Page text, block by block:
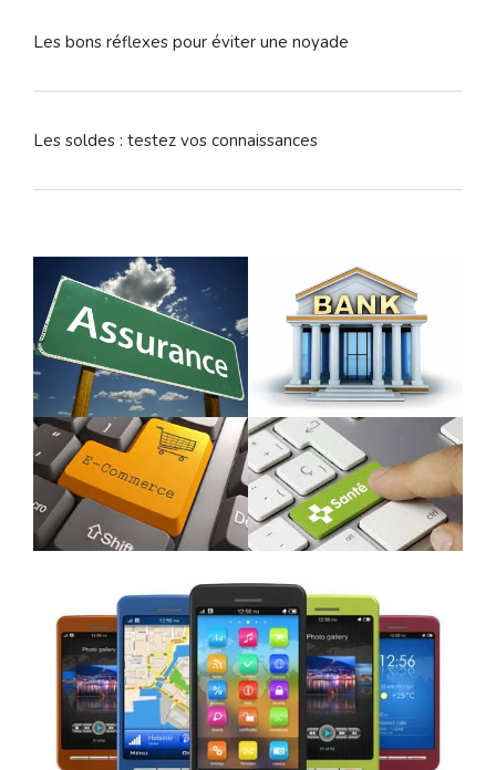
Les bons réflexes pour éviter une noyade
Les soldes : testez vos connaissances